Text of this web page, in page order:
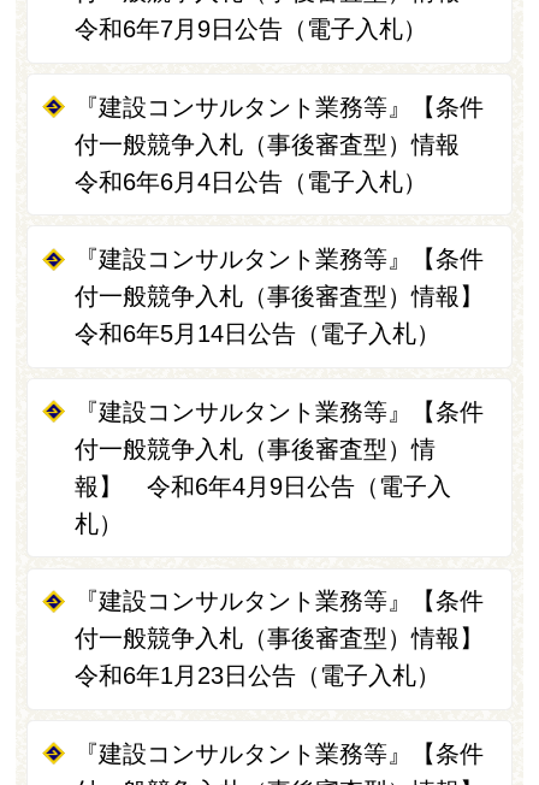
令和6年7月9日公告（電子入札）
『建設コンサルタント業務等』【条件
付一般競争入札（事後審査型）情報
令和6年6月4日公告（電子入札）
『建設コンサルタント業務等』【条件
付一般競争入札（事後審査型）情報】
令和6年5月14日公告（電子入札）
『建設コンサルタント業務等』【条件
付一般競争入札（事後審査型）情
報】 令和6年4月9日公告（電子入
札）
『建設コンサルタント業務等』【条件
付一般競争入札（事後審査型）情報】
令和6年1月23日公告（電子入札）
『建設コンサルタント業務等』【条件